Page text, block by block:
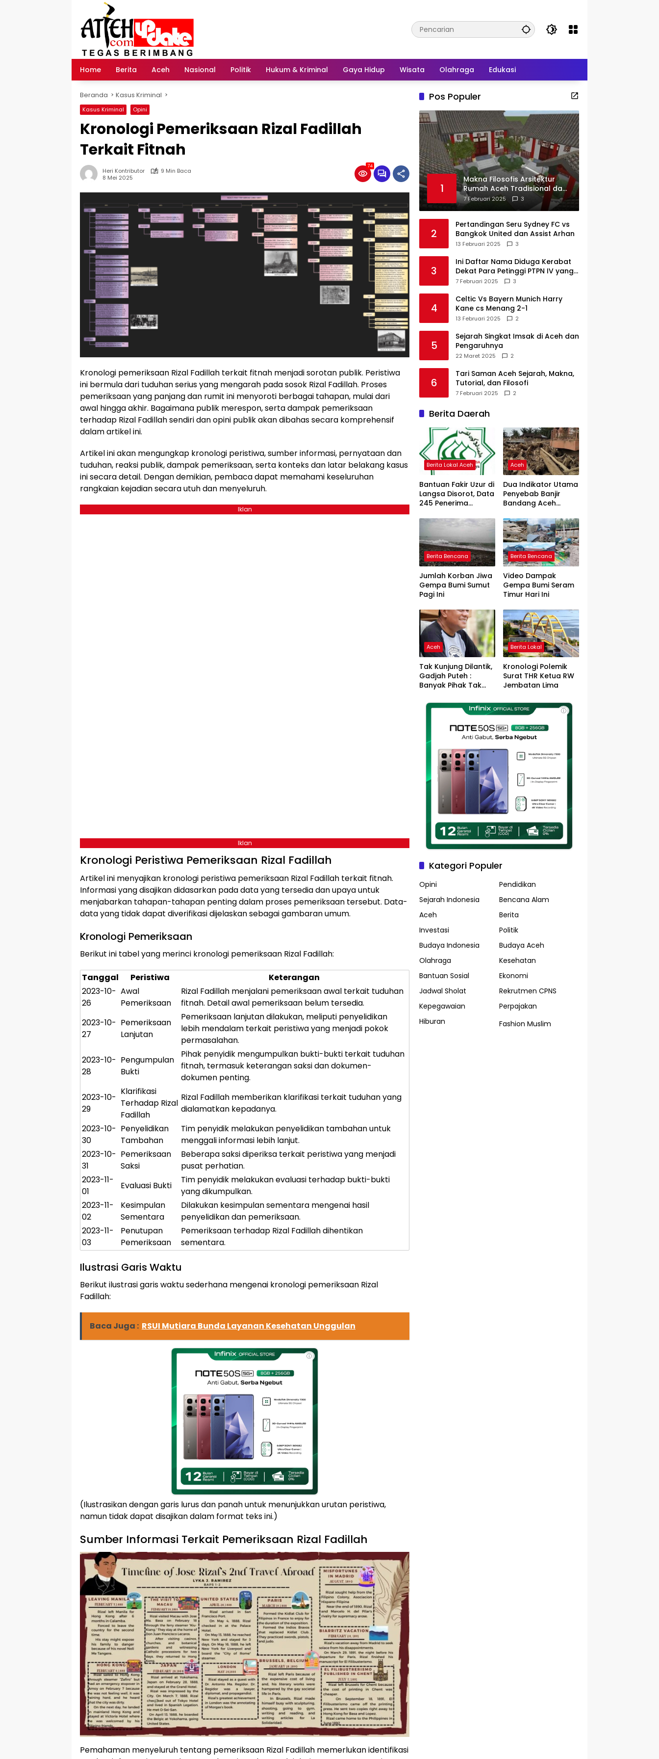
Home Berita Aceh Nasional Politik Hukum & Kriminal Gaya Hidup Wisata Olahraga Edukasi
Beranda Kasus Kriminal
Kasus Kriminal Opini
Kronologi Pemeriksaan Rizal Fadillah
Terkait Fitnah
Heri Kontributor
9 Min Baca
8 Mei 2025
74
Kronologi pemeriksaan Rizal Fadillah terkait fitnah menjadi sorotan publik. Peristiwa
ini bermula dari tuduhan serius yang mengarah pada sosok Rizal Fadillah. Proses
pemeriksaan yang panjang dan rumit ini menyoroti berbagai tahapan, mulai dari
awal hingga akhir. Bagaimana publik merespon, serta dampak pemeriksaan
terhadap Rizal Fadillah sendiri dan opini publik akan dibahas secara komprehensif
dalam artikel ini.
Artikel ini akan mengungkap kronologi peristiwa, sumber informasi, pernyataan dan
tuduhan, reaksi publik, dampak pemeriksaan, serta konteks dan latar belakang kasus
ini secara detail. Dengan demikian, pembaca dapat memahami keseluruhan
rangkaian kejadian secara utuh dan menyeluruh.
Iklan
Iklan
Kronologi Peristiwa Pemeriksaan Rizal Fadillah
Artikel ini menyajikan kronologi peristiwa pemeriksaan Rizal Fadillah terkait fitnah.
Informasi yang disajikan didasarkan pada data yang tersedia dan upaya untuk
menjabarkan tahapan-tahapan penting dalam proses pemeriksaan tersebut. Data-
data yang tidak dapat diverifikasi dijelaskan sebagai gambaran umum.
Kronologi Pemeriksaan
Berikut ini tabel yang merinci kronologi pemeriksaan Rizal Fadillah:
Tanggal Peristiwa
Keterangan
2023-10-
26
Awal
Pemeriksaan
Rizal Fadillah menjalani pemeriksaan awal terkait tuduhan
fitnah. Detail awal pemeriksaan belum tersedia.
2023-10-
27
Pemeriksaan
Lanjutan
Pemeriksaan lanjutan dilakukan, meliputi penyelidikan
lebih mendalam terkait peristiwa yang menjadi pokok
permasalahan.
2023-10-
28
Pengumpulan
Bukti
Pihak penyidik mengumpulkan bukti-bukti terkait tuduhan
fitnah, termasuk keterangan saksi dan dokumen-
dokumen penting.
2023-10-
29
Klarifikasi
Terhadap Rizal
Fadillah
Rizal Fadillah memberikan klarifikasi terkait tuduhan yang
dialamatkan kepadanya.
2023-10-
30
Penyelidikan
Tambahan
Tim penyidik melakukan penyelidikan tambahan untuk
menggali informasi lebih lanjut.
2023-10-
31
Pemeriksaan
Saksi
Beberapa saksi diperiksa terkait peristiwa yang menjadi
pusat perhatian.
2023-11-
01
Evaluasi Bukti
Tim penyidik melakukan evaluasi terhadap bukti-bukti
yang dikumpulkan.
2023-11-
02
Kesimpulan
Sementara
Dilakukan kesimpulan sementara mengenai hasil
penyelidikan dan pemeriksaan.
2023-11-
03
Penutupan
Pemeriksaan
Pemeriksaan terhadap Rizal Fadillah dihentikan
sementara.
Ilustrasi Garis Waktu
Berikut ilustrasi garis waktu sederhana mengenai kronologi pemeriksaan Rizal
Fadillah:
Baca Juga : RSUI Mutiara Bunda Layanan Kesehatan Unggulan
ⓘ
(Ilustrasikan dengan garis lurus dan panah untuk menunjukkan urutan peristiwa,
namun tidak dapat disajikan dalam format teks ini.)
Sumber Informasi Terkait Pemeriksaan Rizal Fadillah
Pemahaman menyeluruh tentang pemeriksaan Rizal Fadillah memerlukan identifikasi
Pos Populer
1
Makna Filosofis Arsitektur
Rumah Aceh Tradisional dan
Sejarah Perkembangannya
7 Februari 2025 3
2
Pertandingan Seru Sydney FC vs
Bangkok United dan Assist Arhan
13 Februari 2025 3
3
Ini Daftar Nama Diduga Kerabat
Dekat Para Petinggi PTPN IV yang
Lulus PKWT
7 Februari 2025 3
4
Celtic Vs Bayern Munich Harry
Kane cs Menang 2-1
13 Februari 2025 2
5
Sejarah Singkat Imsak di Aceh dan
Pengaruhnya
22 Maret 2025 2
6
Tari Saman Aceh Sejarah, Makna,
Tutorial, dan Filosofi
7 Februari 2025 2
Berita Daerah
Berita Lokal Aceh
Bantuan Fakir Uzur di
Langsa Disorot, Data
245 Penerima
Aceh
Dua Indikator Utama
Penyebab Banjir
Bandang Aceh
Puteh Soroti
Kerusakan DAS
Berita Bencana
Jumlah Korban Jiwa
Gempa Bumi Sumut
Pagi Ini
Berita Bencana
Video Dampak
Gempa Bumi Seram
Timur Hari Ini
Aceh
Tak Kunjung Dilantik,
Gadjah Puteh :
Banyak Pihak Tak
Jadi Pemimpin Kota
Berita Lokal
Kronologi Polemik
Surat THR Ketua RW
Jembatan Lima
ⓘ
Kategori Populer
Opini
Pendidikan
Sejarah Indonesia
Bencana Alam
Aceh
Berita
Investasi
Politik
Budaya Indonesia
Budaya Aceh
Olahraga
Kesehatan
Bantuan Sosial
Ekonomi
Jadwal Sholat
Rekrutmen CPNS
Kepegawaian
Perpajakan
Hiburan
Fashion Muslim